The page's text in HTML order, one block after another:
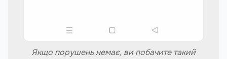
Якщо порушень немає, ви побачите такий